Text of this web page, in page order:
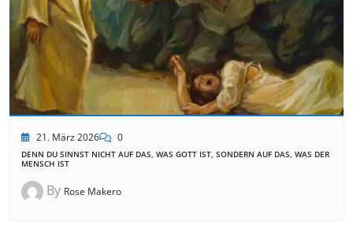
21. März 2026 0
DENN DU SINNST NICHT AUF DAS, WAS GOTT IST, SONDERN AUF DAS, WAS DER
MENSCH IST
By Rose Makero